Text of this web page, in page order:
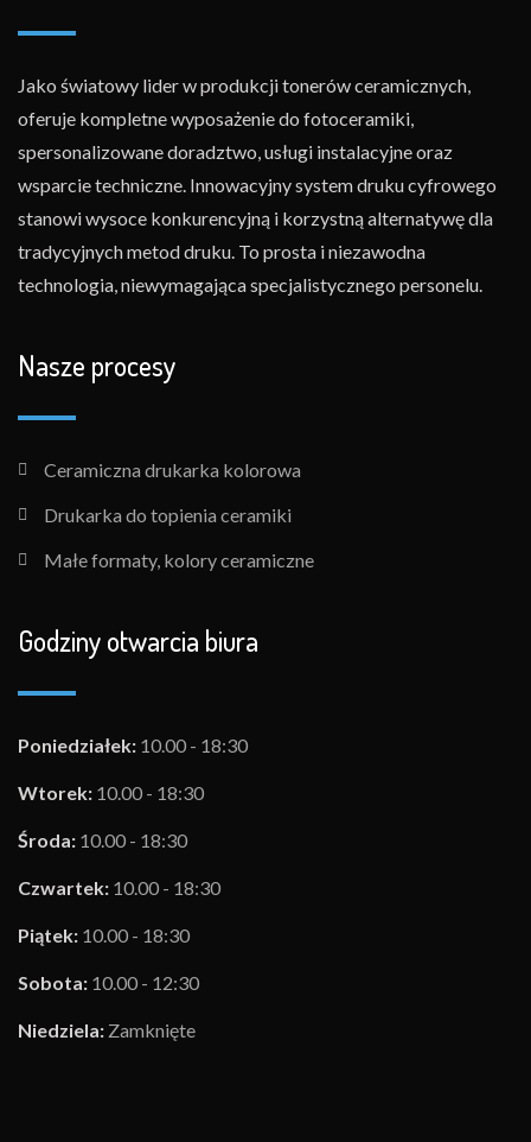
Jako światowy lider w produkcji tonerów ceramicznych,
oferuje kompletne wyposażenie do fotoceramiki,
spersonalizowane doradztwo, usługi instalacyjne oraz
wsparcie techniczne. Innowacyjny system druku cyfrowego
stanowi wysoce konkurencyjną i korzystną alternatywę dla
tradycyjnych metod druku. To prosta i niezawodna
technologia, niewymagająca specjalistycznego personelu.
Nasze procesy
Ceramiczna drukarka kolorowa
Drukarka do topienia ceramiki
Małe formaty, kolory ceramiczne
Godziny otwarcia biura
Poniedziałek: 10.00 - 18:30
Wtorek: 10.00 - 18:30
Środa: 10.00 - 18:30
Czwartek: 10.00 - 18:30
Piątek: 10.00 - 18:30
Sobota: 10.00 - 12:30
Niedziela: Zamknięte